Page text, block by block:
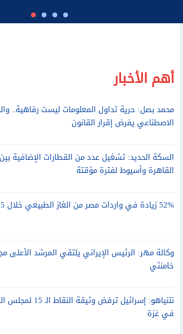
أهم الأخبار
محمد بصل: حرية تداول المعلومات ليست رفاهية..
الاصطناعي يفرض إقرار القانون
السكة الحديد: تشغيل عدد من القطارات الإضافية بين
القاهرة وأسيوط لفترة مؤقتة
52% زيادة في واردات مصر من الغاز الطبيعي خلال 5 أشهر
وكالة مهر: الرئيس الإيراني يلتقي المرشد الأعلى
خامنئي
نتنياهو: إسرائيل ترفض وثيقة
في غزة